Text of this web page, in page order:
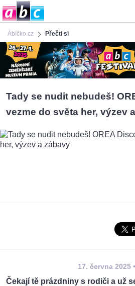
Ábíčko.cz Přečti si
Tady se nudit nebudeš!
vezme do světa her, výzev
17. června 2025
Čekají tě prázdniny s rodiči a už